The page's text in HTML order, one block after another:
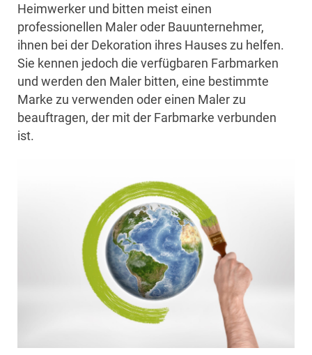
Heimwerker und bitten meist einen
professionellen Maler oder Bauunternehmer,
ihnen bei der Dekoration ihres Hauses zu helfen.
Sie kennen jedoch die verfügbaren Farbmarken
und werden den Maler bitten, eine bestimmte
Marke zu verwenden oder einen Maler zu
beauftragen, der mit der Farbmarke verbunden
ist.